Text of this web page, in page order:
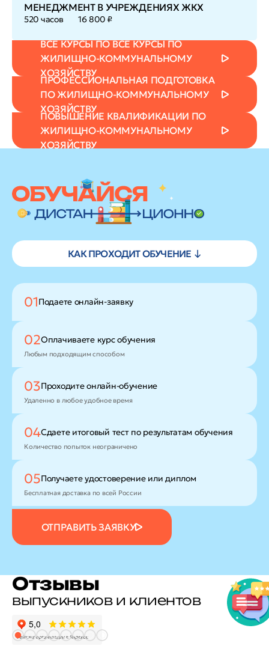
МЕНЕДЖМЕНТ В УЧРЕЖДЕНИЯХ ЖКХ
520 часов 16 800 ₽
ВСЕ КУРСЫ ПО ВСЕ КУРСЫ ПО
ЖИЛИЩНО-КОММУНАЛЬНОМУ
ХОЗЯЙСТВУ
ПРОФЕССИОНАЛЬНАЯ ПОДГОТОВКА
ПО ЖИЛИЩНО-КОММУНАЛЬНОМУ
ХОЗЯЙСТВУ
ПОВЫШЕНИЕ КВАЛИФИКАЦИИ ПО
ЖИЛИЩНО-КОММУНАЛЬНОМУ
ХОЗЯЙСТВУ
КАК ПРОХОДИТ ОБУЧЕНИЕ ↓
01Подаете онлайн-заявку
ОТПРАВИТЬ ЗАЯВКУ
02Оплачиваете курс обучения
Любым подходящим способом
03Проходитеонлайн-обучение
Удаленно в любое удобное время
04Сдаете итоговый тест по результатам обучения
Количество попыток неограничено
05Получаете удостоверение или диплом
Бесплатная доставка по всей России
Отзывы
выпускников и клиентов